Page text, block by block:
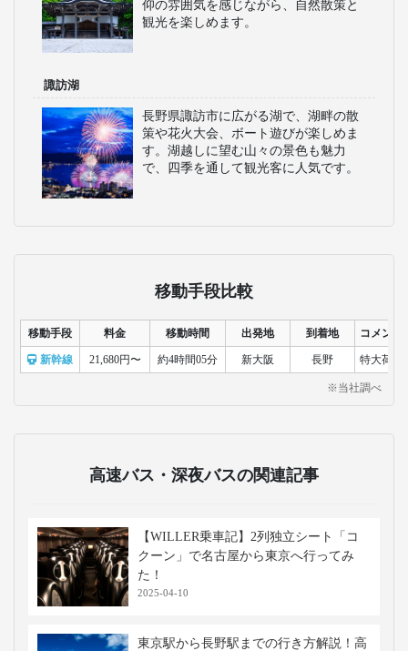
仰の雰囲気を感じながら、自然散策と
観光を楽しめます。
諏訪湖
長野県諏訪市に広がる湖で、湖畔の散
策や花火大会、ボート遊びが楽しめま
す。湖越しに望む山々の景色も魅力
で、四季を通して観光客に人気です。
移動手段比較
移動手段 料金 移動時間 出発地 到着地 コメント
新幹線 21,680円〜 約4時間05分 新大阪 長野 特大荷物
※当社調べ
高速バス・深夜バスの関連記事
【WILLER乗車記】2列独立シート「コ
クーン」で名古屋から東京へ行ってみ
た！
2025-04-10
東京駅から長野駅までの行き方解説！高